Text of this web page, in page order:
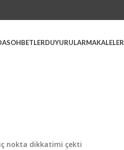
SOHBETLERDUYURULARMAKALELER
nokta dikkatimi çekti